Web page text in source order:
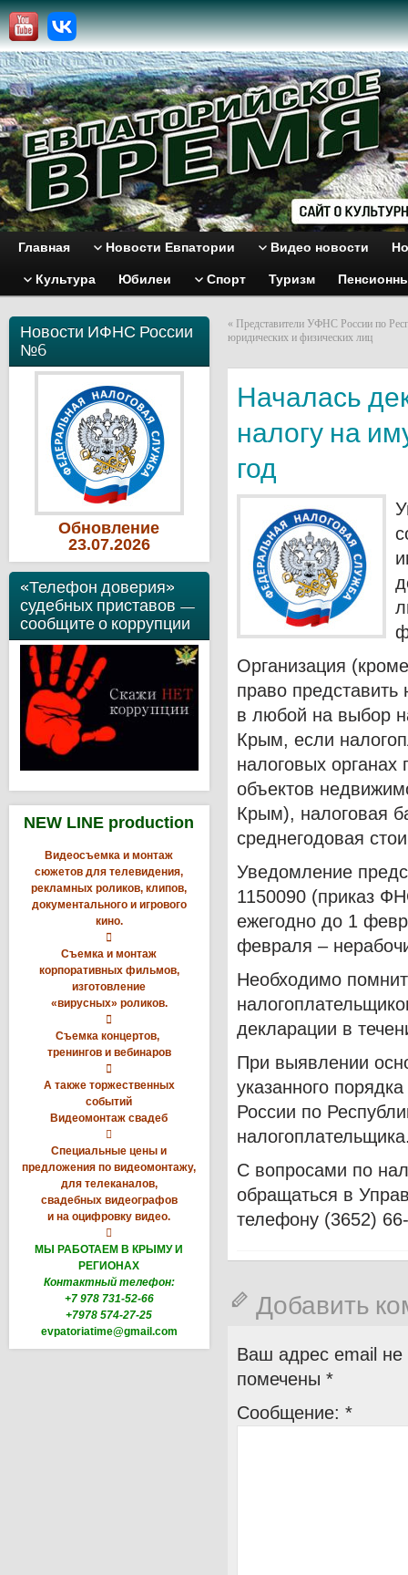
Главная Новости Евпатории Видео новости
Культура Юбилеи Спорт Туризм
Новости ИФНС России
№6
Обновление
23.07.2026
«Телефон доверия»
судебных приставов —
сообщите о коррупции
NEW LINE production
Видеосъемка и монтаж
сюжетов для телевидения,
рекламных роликов, клипов,
документального и игрового
кино.

Съемка и монтаж
корпоративных фильмов,
изготовление
«вирусных» роликов.

Съемка концертов,
тренингов и вебинаров

А также торжественных
событий
Видеомонтаж свадеб

Специальные цены и
предложения по видеомонтажу,
для телеканалов,
свадебных видеографов
и на оцифровку видео.

МЫ РАБОТАЕМ В КРЫМУ И
РЕГИОНАХ
Контактный телефон:
+7 978 731-52-66
+7978 574-27-25
evpatoriatime@gmail.com
« Представители УФНС России по
юридических и физических лиц
Началась
налогу на
год
Организация
право
в любой на выбор
Крым, если
налоговых
объектов
Крым), налоговая
среднегодовая
Уведомление
1150090 (приказ
ежегодно до 1
февраля –
Необходимо
декларации в
При выявлении
указанного
России по
С вопросами по
обращаться в
телефону (3652)
Добавить
Ваш адрес email не
помечены *
Сообщение: *